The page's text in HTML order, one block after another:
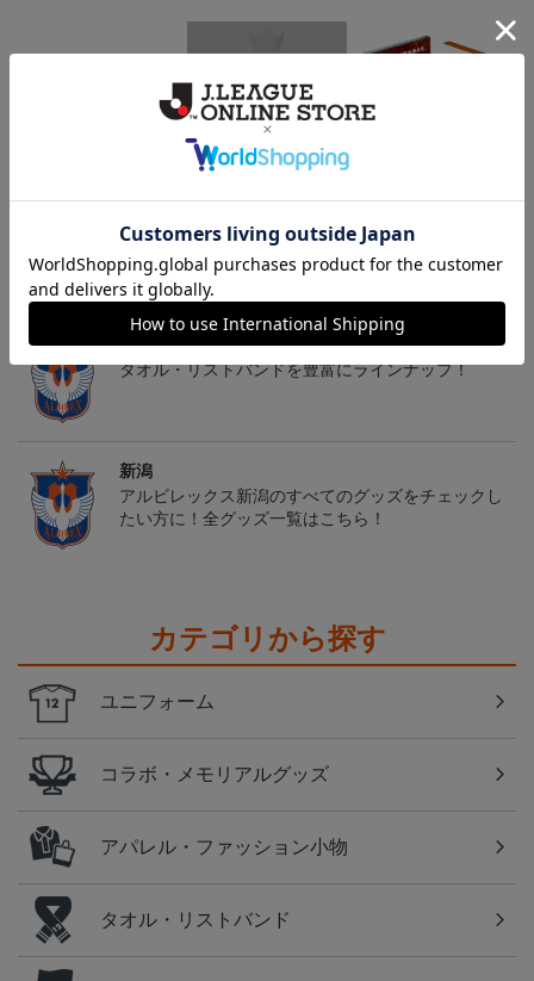
26傘型サンシェード
30周年記念アルビくんぬ
3,520円
アルビレックス新潟 法人
テルニイガタ ―受け継が
れる想い―（Blu-ray）
13,200円
トピックス
新潟
タオル・リストバンドを豊富にラインナップ！
新潟
アルビレックス新潟のすべてのグッズをチェックし
たい方に！全グッズ一覧はこちら！
カテゴリから探す
ユニフォーム
コラボ・メモリアルグッズ
アパレル・ファッション小物
タオル・リストバンド